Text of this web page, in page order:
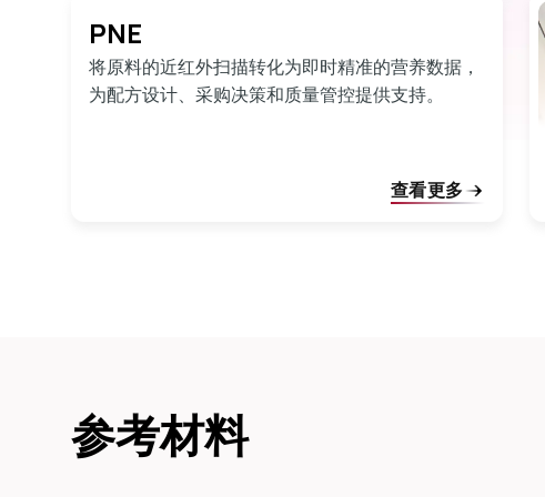
PNE
将原料的近红外扫描转化为即时精准的营养数据，
为配方设计、采购决策和质量管控提供支持。
查看更多
参考材料